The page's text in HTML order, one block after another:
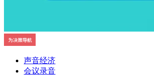
声音经济
会议录音